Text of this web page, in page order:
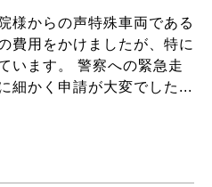
様からの声特殊車両である
費用をかけましたが、特に
います。 警察への緊急走
細かく申請が大変でした...